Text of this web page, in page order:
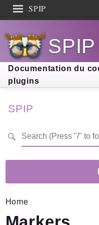
SPIP
Documentation
Contribution
Entraide
Découverte
Documentation du
plugins
SPIP
Version
Links
Home
Search results